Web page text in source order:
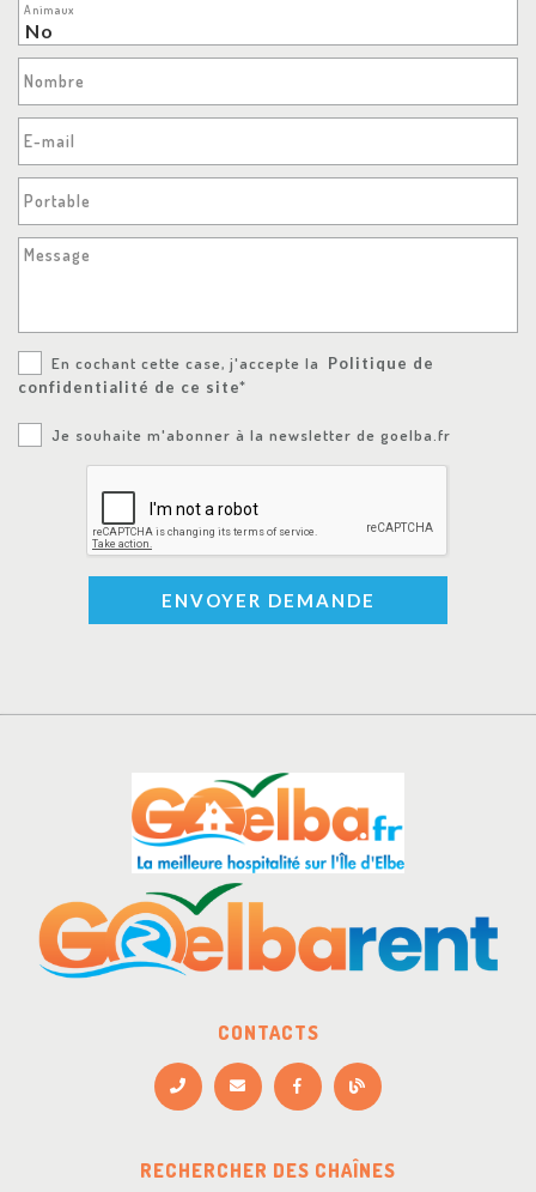
Animaux
Nombre
E-mail
Portable
Message
En cochant cette case, j'accepte la
Politique de
confidentialité de ce site*
Je souhaite m'abonner à la newsletter de goelba.fr
ENVOYER DEMANDE
CONTACTS
RECHERCHER DES CHAÎNES